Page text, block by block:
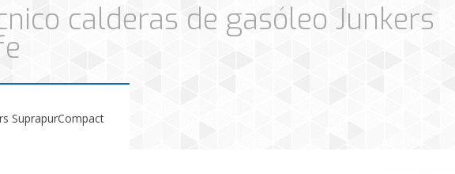
calderas de gasóleo Junkers
SuprapurCompact